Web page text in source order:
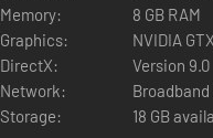
Memory:
8 GB RAM
Graphics:
NVIDIA
DirectX:
Version 9.0
Network:
Storage:
18 GB